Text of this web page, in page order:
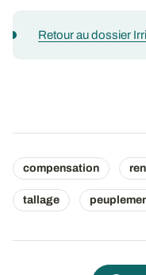
Retour au dossier
compensation
tallage